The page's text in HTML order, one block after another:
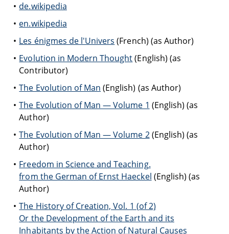
de.wikipedia
en.wikipedia
Les énigmes de l'Univers (French) (as Author)
Evolution in Modern Thought(English) (as
Contributor)
The Evolution of Man (English) (as Author)
The Evolution of Man — Volume 1 (English) (as
Author)
The Evolution of Man — Volume 2(English) (as
Author)
Freedom in Science and Teaching.
from the German of Ernst Haeckel (English) (as
Author)
The History of Creation, Vol. 1 (of 2)
Or the Development of the Earth and its
Inhabitants by the Action of Natural Causes